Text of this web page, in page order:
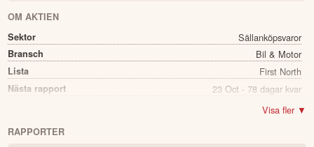
OM AKTIEN
Sektor
Sällanköpsvaror
Bransch Bil & Motor
Lista First North
Nästa rapport 23 Oct - 78 dagar kvar
Nej
Visa fler ▼
RAPPORTER